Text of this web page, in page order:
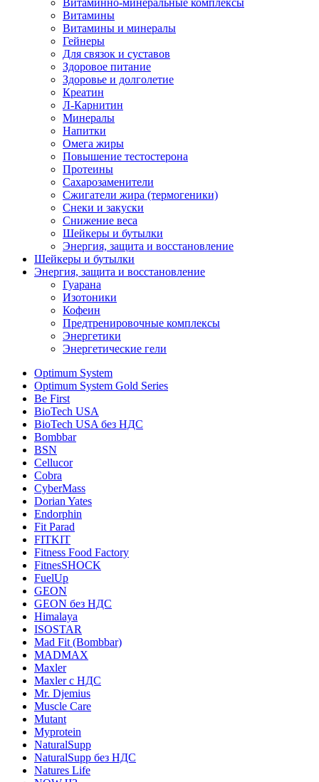
Витамины
Витамины и минералы
Гейнеры
Для связок и суставов
Здоровое питание
Здоровье и долголетие
Креатин
Л-Карнитин
Минералы
Напитки
Омега жиры
Повышение тестостерона
Протеины
Сахарозаменители
Сжигатели жира (термогеники)
Снеки и закуски
Снижение веса
Шейкеры и бутылки
Энергия, защита и восстановление
Шейкеры и бутылки
Энергия, защита и восстановление
Гуарана
Изотоники
Кофеин
Предтренировочные комплексы
Энергетики
Энергетические гели
Optimum System
Optimum System Gold Series
Be First
BioTech USA
BioTech USA без НДС
Bombbar
BSN
Cellucor
Cobra
CyberMass
Dorian Yates
Endorphin
Fit Parad
FITKIT
Fitness Food Factory
FitnesSHOCK
FuelUp
GEON
GEON без НДС
Himalaya
ISOSTAR
Mad Fit (Bombbar)
MADMAX
Maxler
Maxler с НДС
Mr. Djemius
Muscle Care
Mutant
Myprotein
NaturalSupp
NaturalSupp без НДС
Natures Life